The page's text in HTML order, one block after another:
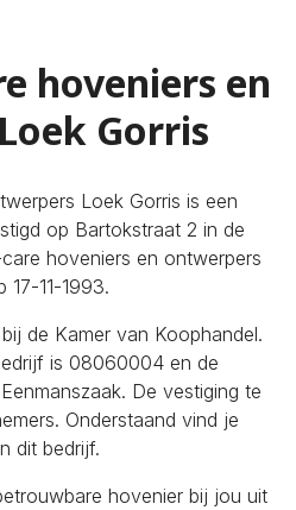
hoveniers en
Gorris
Loek Gorris is een
op Bartokstraat 2 in de
hoveniers en ontwerpers
11-1993.
de Kamer van Koophandel.
is 08060004 en de
De vestiging te
Onderstaand vind je
dit bedrijf.
hovenier bij jou uit